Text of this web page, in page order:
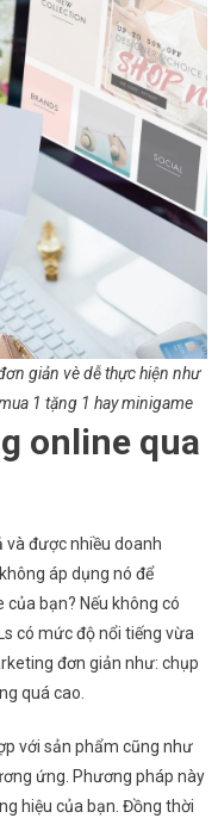
giản vè dễ thực hiện như
1 tặng 1 hay minigame
online qua
và được nhiều doanh
áp dụng nó để
bạn? Nếu không có
có mức độ nổi tiếng vừa
đơn giản như: chụp
quá cao.
với sản phẩm cũng như
ứng. Phương pháp này
hiệu của bạn. Đồng thời